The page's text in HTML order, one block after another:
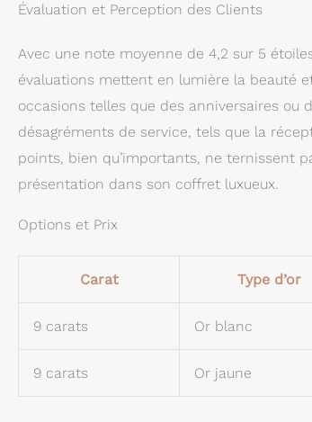
Évaluation et Perception des Clients
Avec une note moyenne de 4,2 sur 5
évaluations mettent en lumière la beauté
occasions telles que des anniversaires ou
désagréments de service, tels que la
points, bien qu’importants, ne ternissent
présentation dans son coffret luxueux.
Options et Prix
Carat Type d’or
9 carats Or blanc
9 carats Or jaune